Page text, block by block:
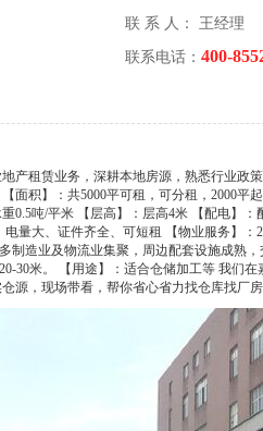
联 系 人： 王经理
联系电话： 400-
产租赁业务，深耕本地房源，熟悉行业政
面积】：共5000平可租，可分租，2000平
0.5吨/平米 【层高】：层高4米 【配电】
量大、证件齐全、可短租 【物业服务】
制造业及物流业集聚，周边配套设施成熟
30米。 【用途】：适合仓储加工等 我们
源，现场带看，帮你省心省力找仓库找厂